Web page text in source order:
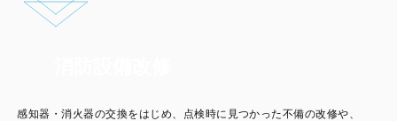
感知器・消火器の交換をはじめ、点検時に見つかった不備の改修や、